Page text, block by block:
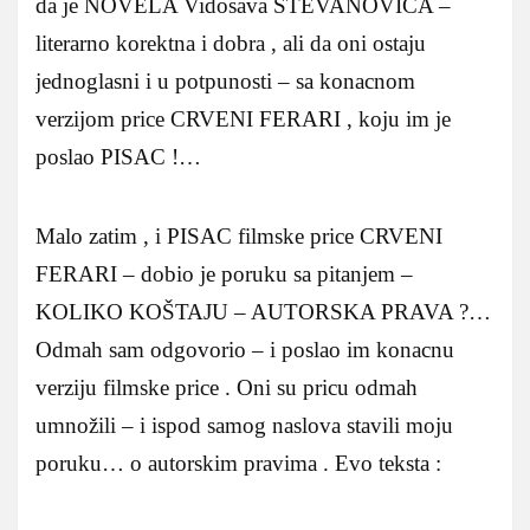
da je NOVELA Vidosava STEVANOVICA –
literarno korektna i dobra , ali da oni ostaju
jednoglasni i u potpunosti – sa konacnom
verzijom price CRVENI FERARI , koju im je
poslao PISAC !…
Malo zatim , i PISAC filmske price CRVENI
FERARI – dobio je poruku sa pitanjem –
KOLIKO KOŠTAJU – AUTORSKA PRAVA ?…
Odmah sam odgovorio – i poslao im konacnu
verziju filmske price . Oni su pricu odmah
umnožili – i ispod samog naslova stavili moju
poruku… o autorskim pravima . Evo teksta :